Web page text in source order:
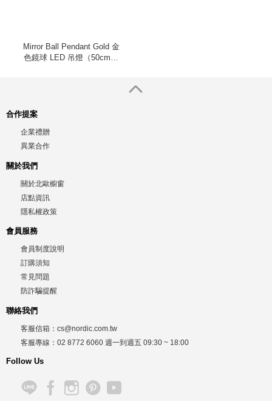
Mirror Ball Pendant Gold 金
色鏡球 LED 吊燈（50cm、
合作提案
企業禮贈
異業合作
關於我們
關於北歐櫥窗
店點資訊
隱私權政策
會員服務
會員制度說明
訂購須知
常見問題
防詐騙提醒
聯絡我們
客服信箱： cs@nordic.com.tw
客服專線： 02 8772 6060 週一到週五 09:30 ~ 18:00
Follow Us